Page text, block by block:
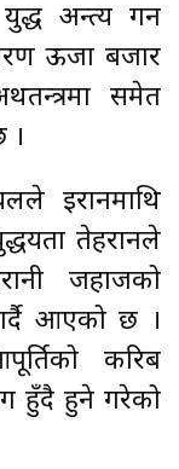
अन्त्य गर्न
ऊर्जा बजार
समेत
।
इरानमाथि
तेहरानले
जहाजको
आएको छ ।
करिब
हुँदै हुने गरेको